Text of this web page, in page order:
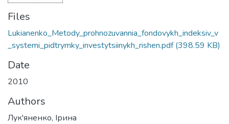
Files
Lukianenko_Metody_prohnozuvannia_fondovykh_indeksiv_v
_systemi_pidtrymky_investytsiinykh_rishen.pdf(398.59 KB)
Date
2010
Authors
Лук'яненко, Ірина